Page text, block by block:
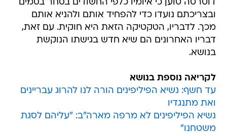
דוטרטה טוען כי איומיו כלפי החשודים בסחר בסמים
ובצריכתם נועדו כדי להפחיד אותם ולהניא אותם
מכך. לדבריו, הטקטיקה הזאת היא חוקית. עם זאת,
דבריו האחרונים הם שיא חדש בגישתו הנוקשת
בנושא.
לקריאה נוספת בנושא
עד חשף: נשיא הפיליפינים הורה לנו להרוג עבריינים
ואת מתנגדיו
נשיא הפיליפינים לא מרפה מארה"ב: "עליהם לסגת
משטחנו"